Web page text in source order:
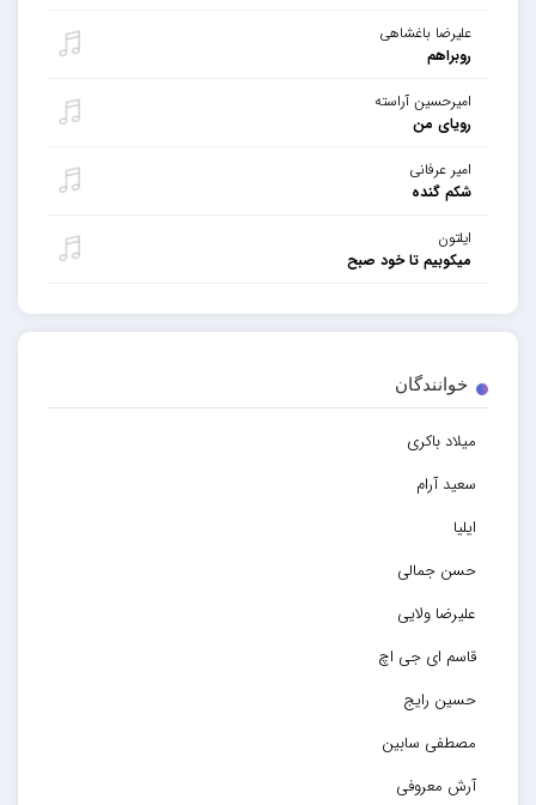
علیرضا باغشاهی
روبراهم
امیرحسین آراسته
رویای من
امیر عرفانی
شکم گنده
ایلتون
میکوبیم تا خود صبح
خوانندگان
میلاد باکری
سعید آرام
ایلیا
حسن جمالی
علیرضا ولایی
قاسم ای جی اچ
حسین رایج
مصطفی سابین
آرش معروفی